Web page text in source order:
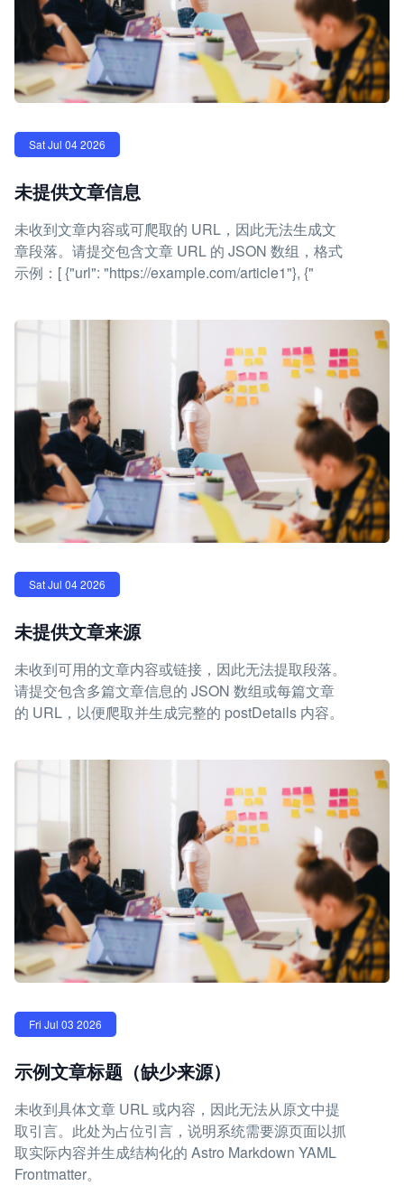
Sat Jul 04 2026
未提供文章信息
未收到文章内容或可爬取的 URL，因此无法生成文
章段落。请提交包含文章 URL 的 JSON 数组，格式
示例：[ {"url": "https://example.com/article1"}, {"
Sat Jul 04 2026
未提供文章来源
未收到可用的文章内容或链接，因此无法提取段落。
请提交包含多篇文章信息的 JSON 数组或每篇文章
的 URL，以便爬取并生成完整的 postDetails 内容。
Fri Jul 03 2026
示例文章标题（缺少来源）
未收到具体文章 URL 或内容，因此无法从原文中提
取引言。此处为占位引言，说明系统需要源页面以抓
取实际内容并生成结构化的 Astro Markdown YAML
Frontmatter。